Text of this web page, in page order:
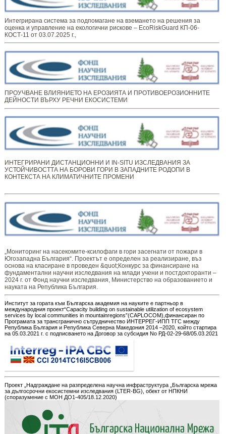
Интегрирана система за подпомагане на вземането на решения за
оценка и управление на екологични рискове – EcoRiskGuard КП-06-
КОСТ-11 от 03.07.2025 г.,
ПРОУЧВАНЕ ВЛИЯНИЕТО НА ЕРОЗИЯТА И ПРОТИВОЕРОЗИОННИТЕ
ДЕЙНОСТИ ВЪРХУ РЕЧНИ ЕКОСИСТЕМИ
ИНТЕГРИРАНИ ДИСТАНЦИОННИ И IN-SITU ИЗСЛЕДВАНИЯ ЗА
УСТОЙЧИВОСТТА НА БОРОВИ ГОРИ В ЗАПАДНИТЕ РОДОПИ В
КОНТЕКСТА НА КЛИМАТИЧНИТЕ ПРОМЕНИ
„Мониторинг ​​​на ​​насекомите-ксилофаги в гори засегнати от пожари в
Югозападна България“. Проектът е определен за реализиране, въз
основа на класиране в проведен &quot;Конкурс за финансиране на
фундаментални научни изследвания на млади учени и постдокторанти –
2024 г. от Фонд научни изследвания, Министерство на образованието и
науката на Република България.
Институт за гората към Българска академия на науките е партньор в
международния проект“Capacity building on sustainable utilization of ecosystem
services by local communities in mountainregions”(CAPLOCOM),финансиран по
Програмата за трансгранично сътрудничество ИНТЕРРЕГ-ИПП ТГС между
Република България и Република Северна Македония 2014 –2020, който стартира
на 05.03.2021 г. с подписването на Договор за субсидия No РД-02-29-68/05.03.2021
Проект „Надграждане на разпределена научна инфраструктура „Българска мрежа
за дългосрочни екосистемни изследвания (LTER-BG), обект от НПКНИ
(споразумение с МОН ДО1-405/18.12.2020)